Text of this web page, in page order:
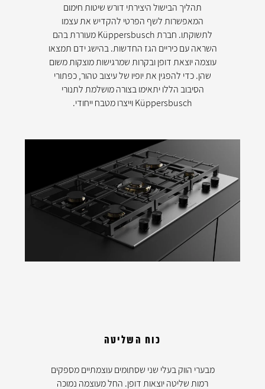
תהליך הבישול היצירתי דורש שיטות חימום
המאפשרות לשף הפרטי להקדיש את עצמו
לתשוקתו. חברת Küppersbusch מעוררת בהם
השראה עם כיריים הגז החדשות. בהישג ידם תמצאו
עוצמה יוצאת דופן ובקרות שמרגישות מוצקות משום
שהן. כדי להפגין את יופיו של עיצוב טהור, כפתורי
הסיבוב הללו יתאימו בצורה מושלמת לתנורי
Küppersbusch וייצרו מטבח ייחודי.
כוח השליטה
מבערי הווק בעלי שני שסתומים עוצמתיים מספקים
רמות שליטה יוצאות דופן. החל מעוצמה נמוכה